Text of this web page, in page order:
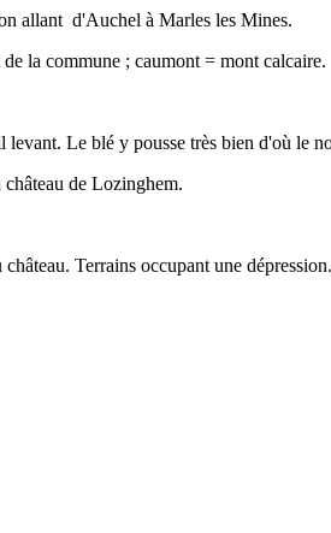
allant d'Auchel à Marles les Mines.
la commune ; caumont = mont calcaire.
levant. Le blé y pousse très bien d'où le
de Lozinghem.
Terrains occupant une dépression.